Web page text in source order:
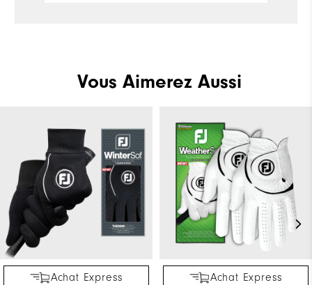
Vous Aimerez Aussi
Achat Express
Achat Express